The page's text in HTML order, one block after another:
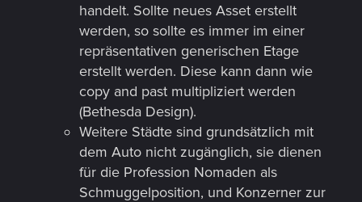
handelt. Sollte neues Asset erstellt
werden, so sollte es immer im einer
repräsentativen generischen Etage
erstellt werden. Diese kann dann wie
copy and past multipliziert werden
(Bethesda Design).
Weitere Städte sind grundsätzlich mit
dem Auto nicht zugänglich, sie dienen
für die Profession Nomaden als
Schmuggelposition, und Konzerner zur